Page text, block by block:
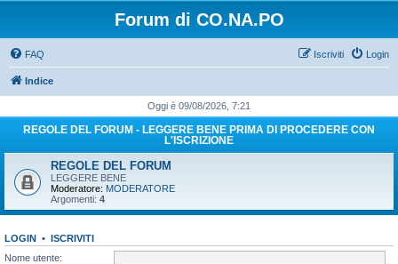
Forum di CO.NA.PO
FAQ Login
Iscriviti
Indice
Oggi è 09/08/2026, 7:21
REGOLE DEL FORUM - LEGGERE BENE PRIMA DI PROCEDERE CON
L'ISCRIZIONE
REGOLE DEL FORUM
LEGGERE BENE
Moderatore: MODERATORE
Argomenti: 4
LOGIN • ISCRIVITI
Nome utente: